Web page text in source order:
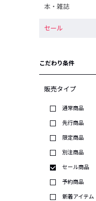
本・雑誌
セール
こだわり条件
販売タイプ
通常商品
先行商品
限定商品
別注商品
セール商品
予約商品
新着アイテム